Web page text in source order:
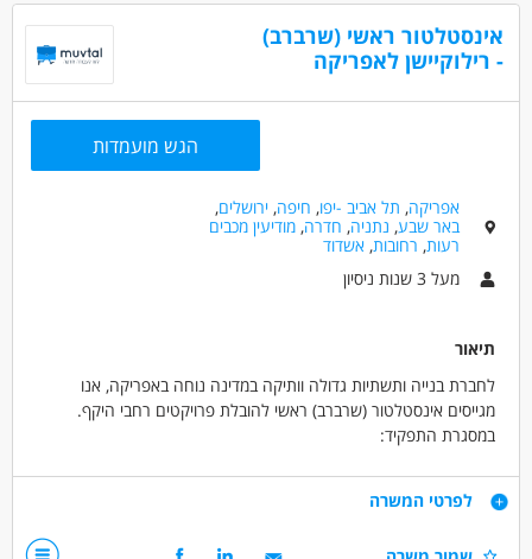
אינסטלטור ראשי (שרברב)
- רילוקיישן לאפריקה
הגש מועמדות
אפריקה, תל אביב -יפו, חיפה,ירושלים,
באר שבע, נתניה, חדרה,מודיעין מכבים
רעות, רחובות,אשדוד
מעל 3 שנות ניסיון
תיאור
לחברת בנייה ותשתיות גדולה וותיקה במדינה נוחה באפריקה, אנו
מגייסים אינסטלטור (שרברב) ראשי להובלת פרויקטים רחבי היקף.
במסגרת התפקיד:
באתרי הבנייה של החברה.
- ניהול והנחיית צוותים: הובלה מקצועית של צוותי אינסטלטורים מקומיים
דרישות
- ניסיון מקצועי מוכח: ניסיון משמעותי כאינסטלטור ראשי/מנהל
לפרטי המשרה